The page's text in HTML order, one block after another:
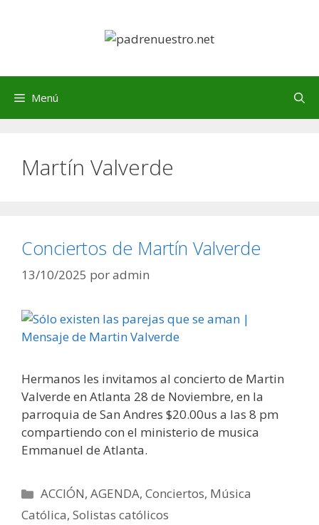
Menú
Martín Valverde
Conciertos de Martín Valverde
13/10/2025 poradmin
Hermanos les invitamos al concierto de Martin
Valverde en Atlanta 28 de Noviembre, en la
parroquia de San Andres $20.00us a las 8 pm
compartiendo con el ministerio de musica
Emmanuel de Atlanta.
Categorías
ACCIÓN,AGENDA,Conciertos, Música
Católica, Solistas católicos